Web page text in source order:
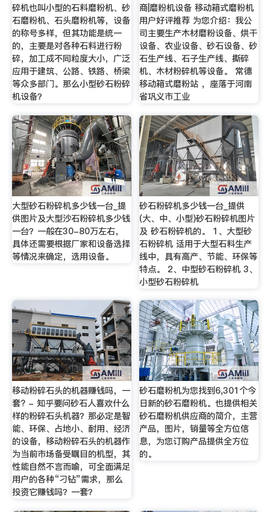
碎机也叫小型的石料磨粉机、砂
石磨粉机、石头磨粉机等，设备
的称号多样，但其功能是统一
的，主要是对各种石料进行粉
碎，加工成不同粒度大小，广泛
应用于建筑、公路、铁路、桥梁
等众多部门。那么小型砂石粉碎
机设备？
商|磨粉机设备 移动箱式磨粉机
用户好评推荐 为您介绍：我公
司主要生产木材磨粉设备、烘干
设备、农业设备、砂石设备、砂
石生产线、石子生产线、撕碎
机、木材粉碎机等设备。 常德
移动箱式磨粉站 ，座落于河南
省巩义市工业
大型砂石粉碎机多少钱一台_提
供图片及大型沙石粉碎机多少钱
一台？一般在30-80万左右，
具体还需要根据厂家和设备选择
等情况来确定，选用设备。
砂石粉碎机多少钱一台_提供
(大、中、小型)砂石粉碎机图片
及 砂石粉碎机的。 1、大型砂
石粉碎机 适用于大型石料生产
线中，具有高产、节能、环保等
特点。 2、中型砂石粉碎机 3、
小型砂石粉碎机
移动粉碎石头的机器赚钱吗，一
套? - 知乎要问砂石人喜欢什么
样的粉碎石头机器？那必定是智
能、环保、占地小、耐用、经济
的设备，移动粉碎石头的机器作
为当前市场备受瞩目的机型，其
性能自然不言而喻，可全面满足
用户的各种“刁钻”需求，那么
投资它赚钱吗？一套？
砂石磨粉机为您找到6,301个今
日新的砂石磨粉机。也提供相关
砂石磨粉机供应商的简介，主营
产品，图片，销量等全方位信
息，为您订购产品提供全方位
的。